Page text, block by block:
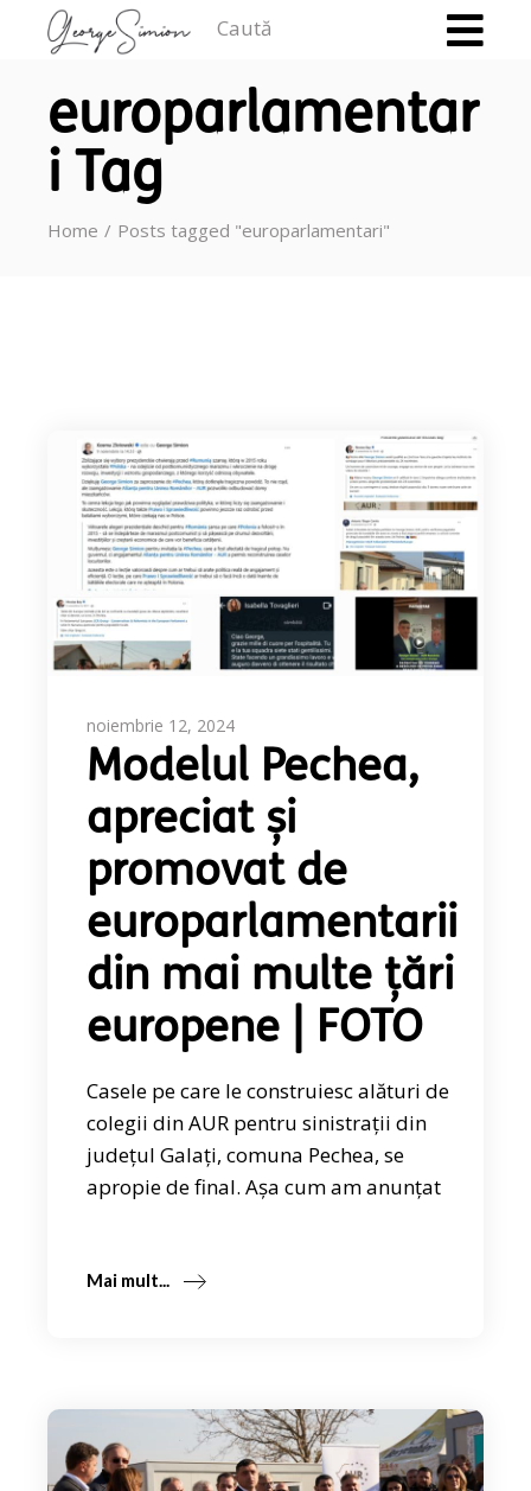
europarlamentar
i Tag
Home Posts tagged "europarlamentari"
noiembrie 12, 2024
Modelul Pechea,
apreciat și
promovat de
europarlamentarii
din mai multe țări
europene | FOTO
Casele pe care le construiesc alături de
colegii din AUR pentru sinistrații din
județul Galați, comuna Pechea, se
apropie de final. Așa cum am anunțat
Mai mult...